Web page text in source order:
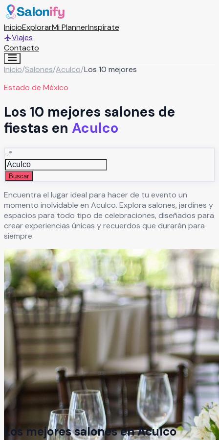
InicioExplorarMi PlannerInspírate
Viajes
Contacto
Inicio/Salones/Aculco/Los 10 mejores
Estado de México
Los 10 mejores salones de
fiestas en Aculco
📍
Buscar
Encuentra el lugar ideal para hacer de tu evento un
momento inolvidable en Aculco. Explora salones, jardines y
espacios para todo tipo de celebraciones, diseñados para
crear experiencias únicas y recuerdos que durarán para
siempre.
Los mejores salones enAculco